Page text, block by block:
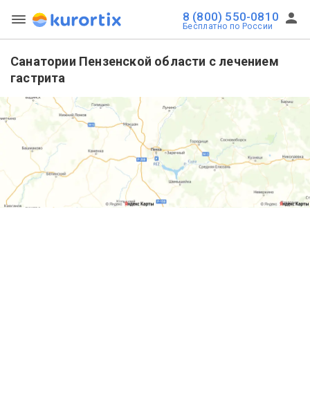
8 (800) 550-0810
Бесплатно по России
Санатории Пензенской области с лечением
гастрита